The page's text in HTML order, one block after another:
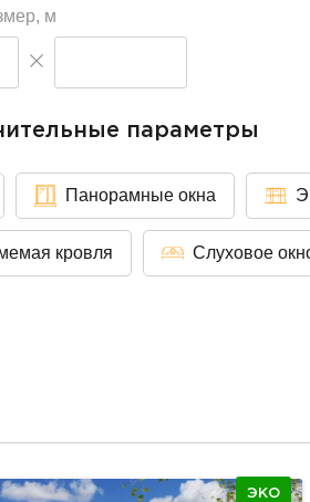
м
параметры
Панорамные окна
кровля Слуховое
ЭКО